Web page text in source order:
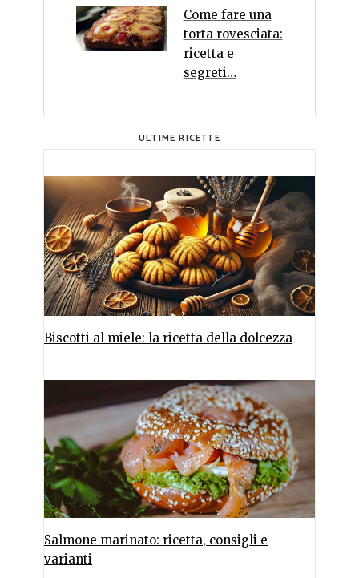
Come fare una
torta rovesciata:
ricetta e
segreti…
ULTIME RICETTE
Biscotti al miele: la ricetta della dolcezza
Salmone marinato: ricetta, consigli e
varianti